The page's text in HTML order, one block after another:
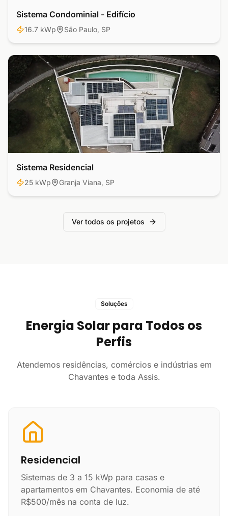
Comercial
Sistema Condominial - Edifício
16.7 kWp São Paulo, SP
Residencial
Sistema Residencial
25 kWp Granja Viana, SP
Ver todos os projetos
Soluções
Energia Solar para Todos os
Perfis
Atendemos residências, comércios e indústrias em
Chavantes e toda Assis.
Residencial
Sistemas de 3 a 15 kWp para casas e
apartamentos em Chavantes. Economia de até
R$500/mês na conta de luz.